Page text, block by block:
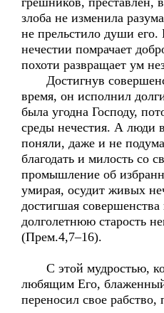
злоба не изменила
не прельстило души
нечестии помрачает
похоти развращает ум
Достигнув
время, он исполнил
была угодна Господу,
среды нечестия. А люди
поняли, даже и не
благодать и милость со
промышление об
умирая, осудит живых
достигшая
долголетнюю старость
(Прем.4,7–16).
С этой мудростью,
любящим Его,
переносил свое